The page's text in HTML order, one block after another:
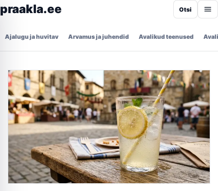
praakla.ee
Ajalugu ja huvitav Arvamus ja juhendid Avalikud teenused
Otsi